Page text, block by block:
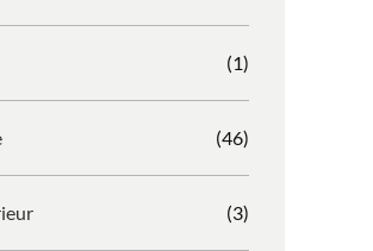
(1)
(46)
(3)